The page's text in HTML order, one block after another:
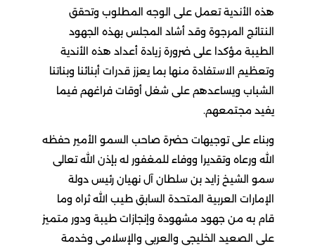
هذه الأندية تعمل على الوجه المطلوب وتحقق
النتائج المرجوة وقد أشاد المجلس بهذه الجهود
الطيبة مؤكدا على ضرورة زيادة أعداد هذه الأندية
وتعظيم الاستفادة منها بما يعزز قدرات أبنائنا وبناتنا
الشباب ويساعدهم على شغل أوقات فراغهم فيما
يفيد مجتمعهم.
وبناء على توجيهات حضرة صاحب السمو الأمير حفظه
الله ورعاه وتقديرا ووفاء للمغفور له بإذن الله تعالى
سمو الشيخ زايد بن سلطان آل نهيان رئيس دولة
الإمارات العربية المتحدة السابق طيب الله ثراه وما
قام به من جهود مشهودة وإنجازات طيبة ودور متميز
على الصعيد الخليجي والعربي والإسلامي وخدمة